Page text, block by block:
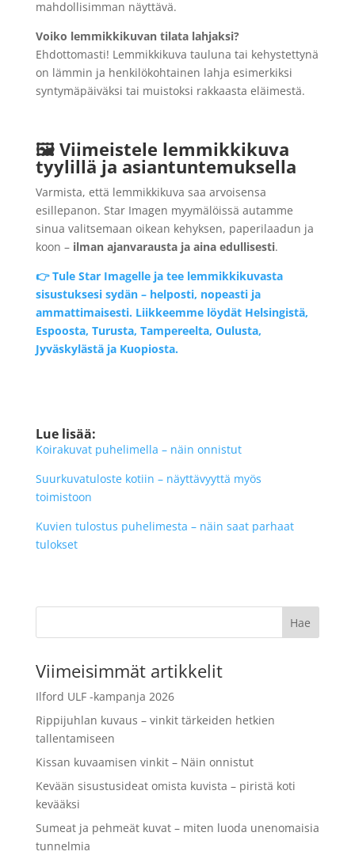
mahdollisimman näyttävä.
Voiko lemmikkikuvan tilata lahjaksi?
Ehdottomasti! Lemmikkikuva tauluna tai kehystettynä
on lämmin ja henkilökohtainen lahja esimerkiksi
syntymäpäiväksi tai muistoksi rakkaasta eläimestä.
🖼️ Viimeistele lemmikkikuva
tyylillä ja asiantuntemuksella
Varmista, että lemmikkikuva saa arvoisensa
esillepanon. Star Imagen myymälöissä autamme
sinua valitsemaan oikean kehyksen, paperilaadun ja
koon – ilman ajanvarausta ja aina edullisesti.
👉 Tule Star Imagelle ja tee lemmikkikuvasta
sisustuksesi sydän – helposti, nopeasti ja
ammattimaisesti. Liikkeemme löydät Helsingistä,
Espoosta, Turusta, Tampereelta, Oulusta,
Jyväskylästä ja Kuopiosta.
Lue lisää:
Koirakuvat puhelimella – näin onnistut
Suurkuvatuloste kotiin – näyttävyyttä myös
toimistoon
Kuvien tulostus puhelimesta – näin saat parhaat
tulokset
Viimeisimmät artikkelit
Ilford ULF -kampanja 2026
Rippijuhlan kuvaus – vinkit tärkeiden hetkien
tallentamiseen
Kissan kuvaamisen vinkit – Näin onnistut
Kevään sisustusideat omista kuvista – piristä koti
kevääksi
Sumeat ja pehmeät kuvat – miten luoda unenomaisia
tunnelmia